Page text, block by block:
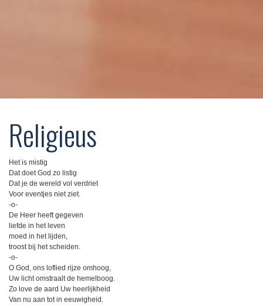
Religieus
Het is mistig
Dat doet God zo listig
Dat je de wereld vol verdriet
Voor eventjes niet ziet.
-o-
De Heer heeft gegeven
liefde in het leven
moed in het lijden,
troost bij het scheiden.
-o-
O God, ons loflied rijze omhoog,
Uw licht omstraalt de hemelboog.
Zo love de aard Uw heerlijkheid
Van nu aan tot in eeuwigheid.